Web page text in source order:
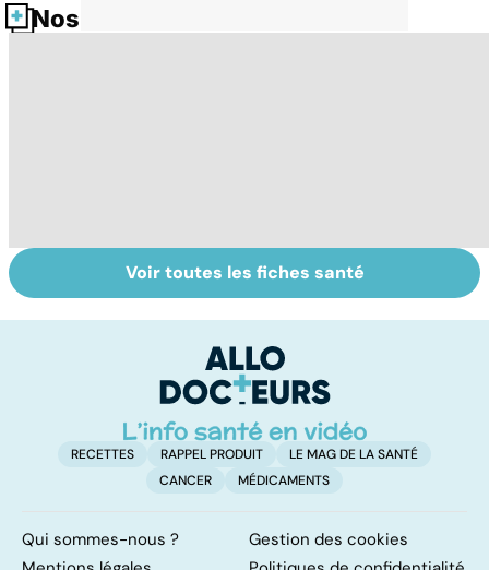
Nos fiches santé
Tout savoir sur
les infections
Inflammation des
amygdales : que
d'angine ?
Voir toutes les fiches santé
RECETTES RAPPEL PRODUIT
LE MAG DE LA SANTÉ
CANCER
MÉDICAMENTS
Qui sommes-nous ?
Gestion des cookies